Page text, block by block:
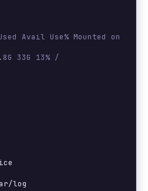
Avail Use% Mounted on
33G 13% /
log